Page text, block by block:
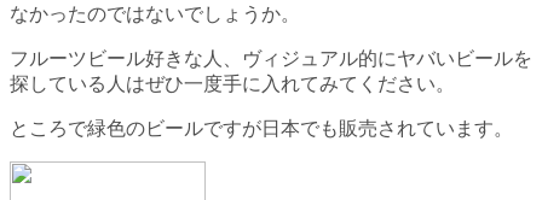
なかったのではないでしょうか。
フルーツビール好きな人、ヴィジュアル的にヤバいビールを
探している人はぜひ一度手に入れてみてください。
ところで緑色のビールですが日本でも販売されています。